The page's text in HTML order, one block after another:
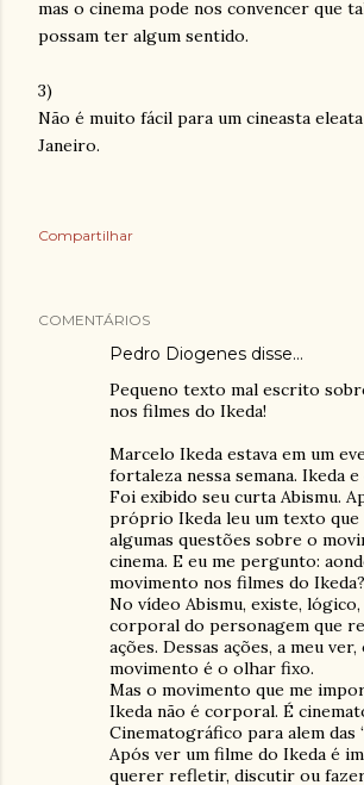
mas o cinema pode nos convencer que
possam ter algum sentido.
3)
Não é muito fácil para um cineasta
Janeiro.
Compartilhar
COMENTÁRIOS
Pedro Diogenes disse…
Pequeno texto mal escrito
nos filmes do Ikeda!
Marcelo Ikeda estava em um
fortaleza nessa semana. Ikeda e
Foi exibido seu curta Abismu.
próprio Ikeda leu um texto que
algumas questões sobre o
cinema. E eu me pergunto:
movimento nos filmes do Ikeda?
No vídeo Abismu, existe,
corporal do personagem que
ações. Dessas ações, a meu
movimento é o olhar fixo.
Mas o movimento que me
Ikeda não é corporal. É
Cinematográfico para alem das
Após ver um filme do Ikeda é
querer refletir, discutir ou fazer